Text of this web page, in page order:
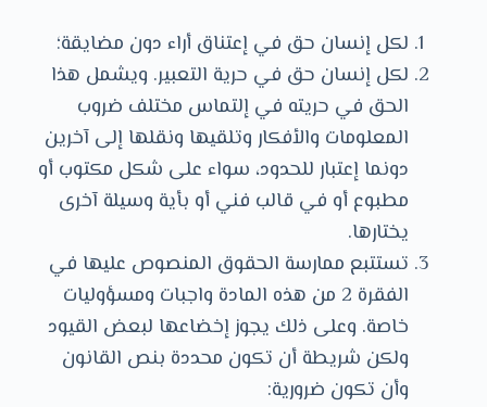
لكل إنسان حق في إعتناق أراء دون مضايقة؛
لكل إنسان حق في حرية التعبير. ويشمل هذا
الحق في حريته في إلتماس مختلف ضروب
المعلومات والأفكار وتلقيها ونقلها إلى آخرين
دونما إعتبار للحدود، سواء على شكل مكتوب أو
مطبوع أو في قالب فني أو بأية وسيلة آخرى
يختارها.
تستتبع ممارسة الحقوق المنصوص عليها في
الفقرة 2 من هذه المادة واجبات ومسؤوليات
خاصة. وعلى ذلك يجوز إخضاعها لبعض القيود
ولكن شريطة أن تكون محددة بنص القانون
وأن تكون ضرورية: